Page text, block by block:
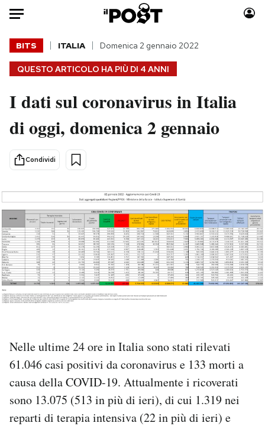
Auto
HOME
Italia
Politica
Tecnologia
Internet
Cultura
Economia
Sport
Moda
Consumismi
Europa
Altrecose
Mondiali calcio 2026
PODCAST
I MIEI PREFERITI
SHOP
QUESTO ARTICOLO HA PIÙ DI 4 ANNI
BITS ITALIA Domenica 2 gennaio 2022
I dati sul coronavirus in Italia
di oggi, domenica 2 gennaio
Condividi
Nelle ultime 24 ore in Italia sono stati rilevati
61.046 casi positivi da coronavirus e 133 morti a
causa della COVID-19. Attualmente i ricoverati
sono 13.075 (513 in più di ieri), di cui 1.319 nei
reparti di terapia intensiva (22 in più di ieri) e